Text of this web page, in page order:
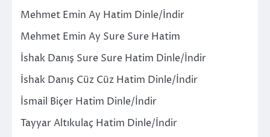
Mehmet Emin Ay Hatim Dinle/İndir
Mehmet Emin Ay Sure Sure Hatim
İshak Danış Sure Sure Hatim Dinle/İndir
İshak Danış Cüz Cüz Hatim Dinle/İndir
İsmail Biçer Hatim Dinle/İndir
Tayyar Altıkulaç Hatim Dinle/İndir